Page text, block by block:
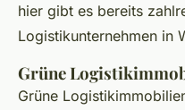
hier gibt es bereits
Logistikunternehmen in
Grüne
Grüne